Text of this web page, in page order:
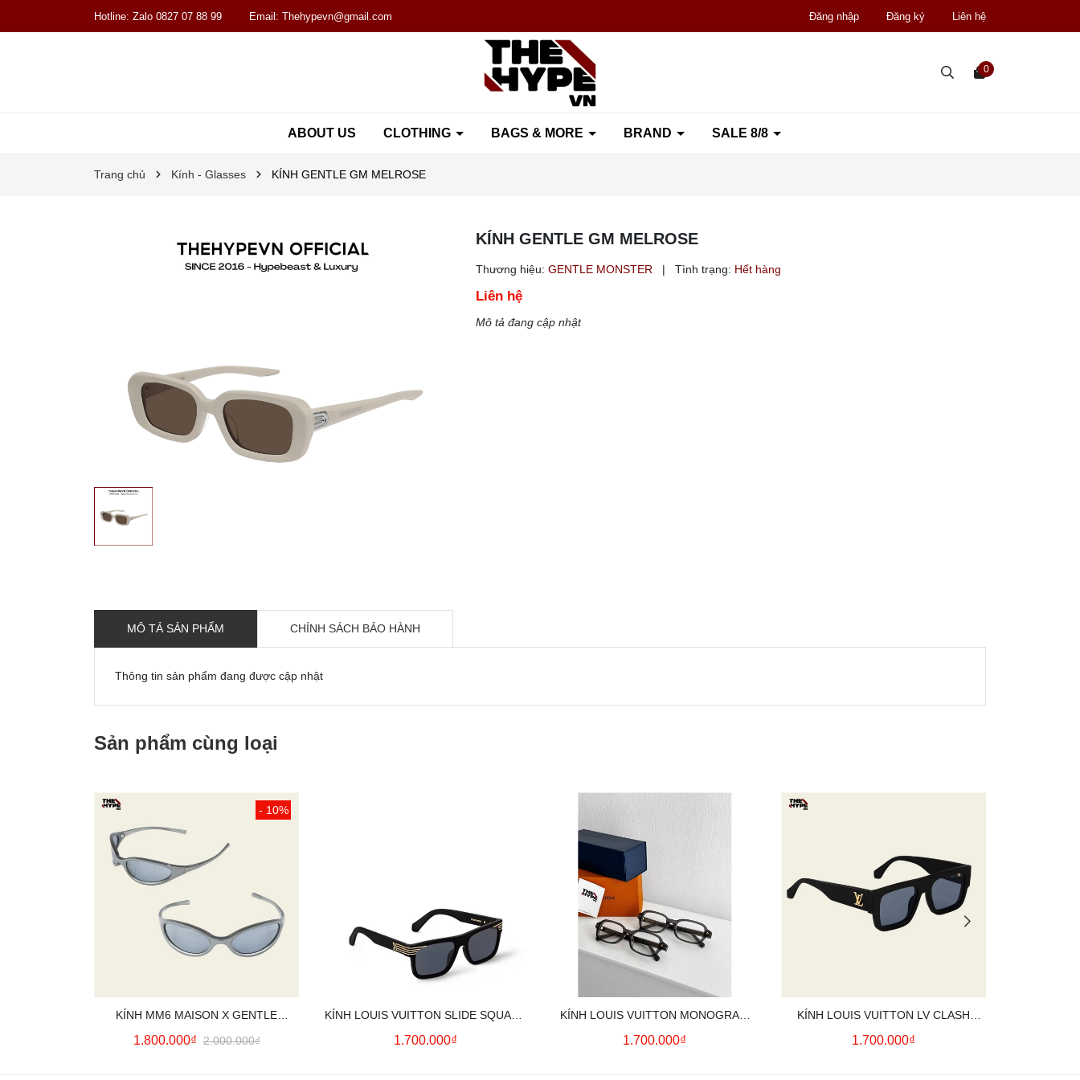
Hotline: Zalo 0827 07 88 99 Email: Thehypevn@gmail.com Đăng nhập Đăng ký Liên hệ
ABOUT US CLOTHING BAGS & MORE BRAND SALE 8/8
0
Trang chủ Kính - Glasses KÍNH GENTLE GM MELROSE
KÍNH GENTLE GM MELROSE
Thương hiệu: GENTLE MONSTER | Tình trạng: Hết hàng
Liên hệ
Mô tả đang cập nhật
MÔ TẢ SẢN PHẨM CHÍNH SÁCH BẢO HÀNH
Thông tin sản phẩm đang được cập nhật
Sản phẩm cùng loại
- 10%
KÍNH MM6 MAISON X GENTLE
MONSTER (MM202)
1.800.000₫2.000.000₫
KÍNH LOUIS VUITTON SLIDE SQUARE
SUNGLASSES
1.700.000₫
KÍNH LOUIS VUITTON MONOGRAM
OVAL RETRO (GREY)
1.700.000₫
KÍNH LOUIS VUITTON LV CLASH
GOLD LOGO (BLACK)
1.700.000₫